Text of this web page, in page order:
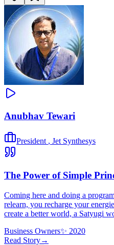
Anubhav Tewari
President , Jet Synthesys
The Power of Simple
Coming here and doing a
relearn, you recharge your
create a better world, a Satyugi
Business Owners✨ 2020
Read Story→